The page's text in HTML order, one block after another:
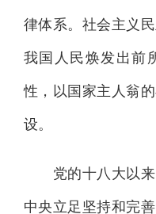
律体系。社会主义
我国人民焕发出前
性，以国家主人翁
设。
党的十八大以来
中央立足坚持和完